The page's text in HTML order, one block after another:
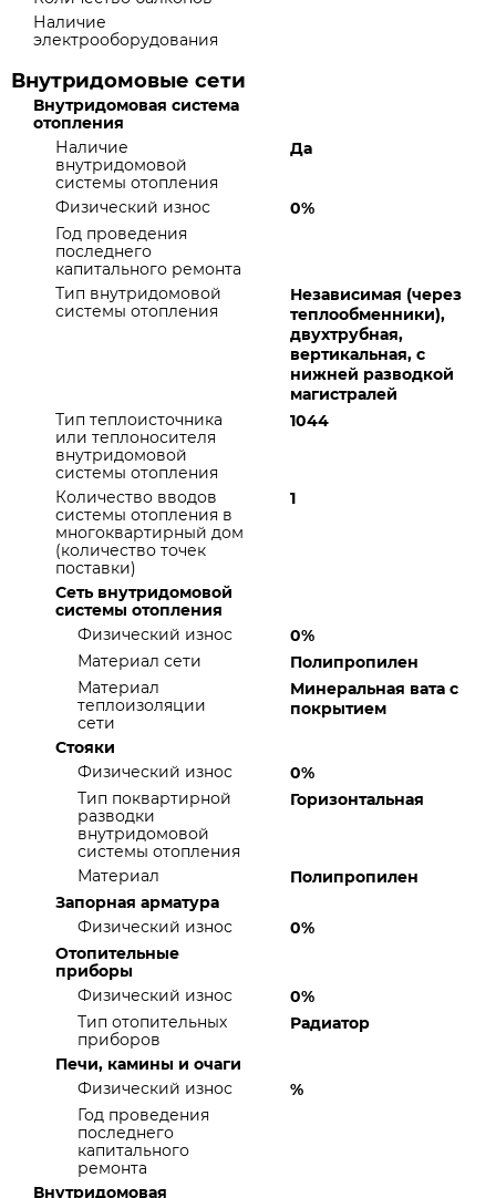
Наличие
электрооборудования
Внутридомовые сети
Внутридомовая система
отопления
Наличие
внутридомовой
системы отопления
Да
Физический износ
0%
Год проведения
последнего
капитального ремонта
Тип внутридомовой
системы отопления
Независимая (через
теплообменники),
двухтрубная,
вертикальная, с
нижней разводкой
магистралей
Тип теплоисточника
или теплоносителя
внутридомовой
системы отопления
1044
Количество вводов
системы отопления в
многоквартирный дом
(количество точек
поставки)
1
Сеть внутридомовой
системы отопления
Физический износ
0%
Материал сети
Полипропилен
Материал
теплоизоляции
сети
Минеральная вата с
покрытием
Стояки
Физический износ
0%
Тип поквартирной
разводки
внутридомовой
системы отопления
Горизонтальная
Материал
Полипропилен
Запорная арматура
Физический износ
0%
Отопительные
приборы
Физический износ
0%
Тип отопительных
приборов
Радиатор
Печи, камины и очаги
Физический износ
%
Год проведения
последнего
капитального
ремонта
Внутридомовая